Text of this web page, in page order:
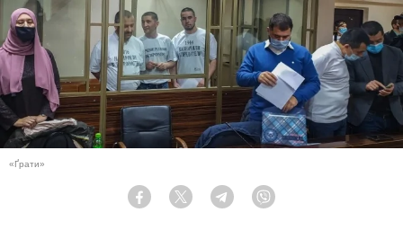
«Ґрати»
Facebook Twitter Telegram